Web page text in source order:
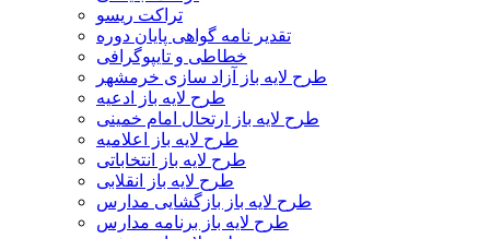
تراکت ریسو
تقدیر نامه گواهی پایان دوره
خطاطی و تایپوگرافی
طرح لایه باز آزاد سازی خرمشهر
طرح لایه باز ادعیه
طرح لایه باز ارتحال امام خمینی
طرح لایه باز اعلامیه
طرح لایه باز انتخاباتی
طرح لایه باز انقلابی
طرح لایه باز بازگشایی مدارس
طرح لایه باز برنامه مدارس